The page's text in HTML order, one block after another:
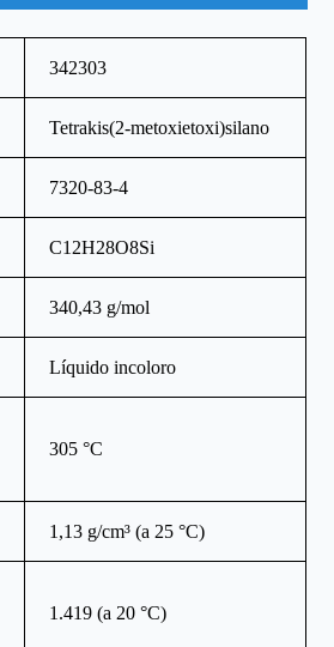
342303
Tetrakis(2-metoxietoxi)silano
7320-83-4
C12H28O8Si
340,43 g/mol
Líquido incoloro
305 °C
1,13 g/cm³ (a 25 °C)
1.419 (a 20 °C)